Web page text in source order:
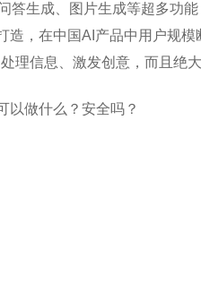
生成、图片生成等超多功
造，在中国AI产品中用户规
理信息、激发创意，而且绝